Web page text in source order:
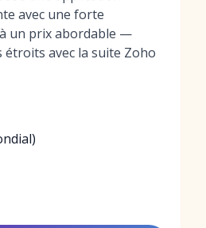
avec une forte
un prix abordable —
étroits avec la suite Zoho